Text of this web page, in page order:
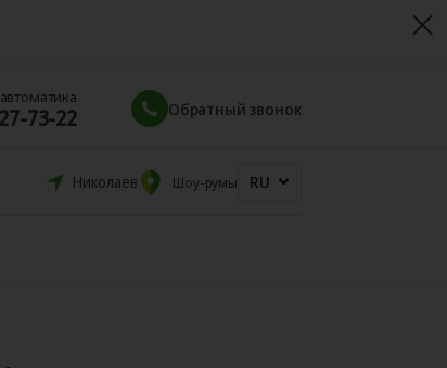
73-22 Обратный звонок
Николаев Шоу-румы RU